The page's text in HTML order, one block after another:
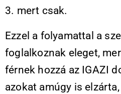
3. mert csak.
Ezzel a folyamattal a
foglalkoznak eleget,
férnek hozzá az IGAZI
azokat amúgy is